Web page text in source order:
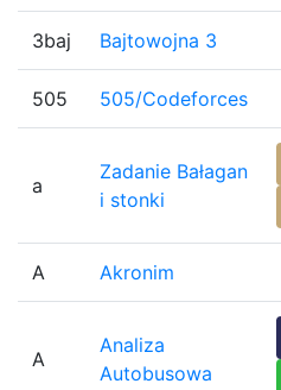
3baj Bajtowojna 3
505 505/Codeforces
a
Zadanie Bałagan
i stonki
A Akronim
A
Analiza
Autobusowa